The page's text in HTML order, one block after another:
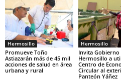
Hermosillo
Promueve Toño
Astiazarán más de 45 mil
acciones de salud en área
urbana y rural
Hermosillo
Invita Gobierno
Hermosillo a
Centro de
Circular al
Panteón Yáñez